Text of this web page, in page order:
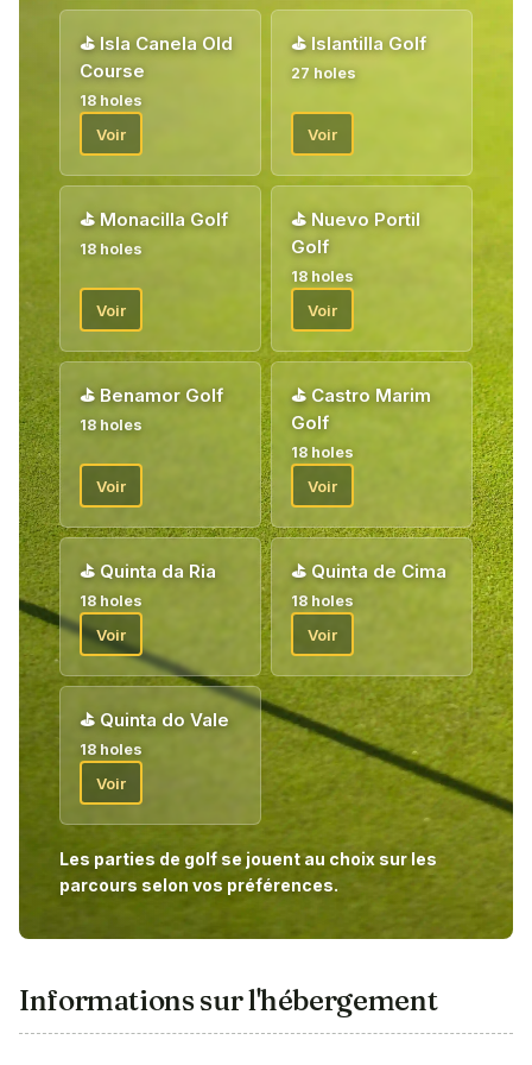
À votre arrivée, vous serez accueilli par notre hôte golf qui
vous remettra vos bons d'échange pour votre forfait golf.
Bienvenue !
⛳ Isla Canela Old
Course
18 holes
Voir
⛳ Islantilla Golf
27 holes
Voir
⛳ Monacilla Golf
18 holes
Voir
⛳ Nuevo Portil
Golf
18 holes
Voir
⛳ Benamor Golf
18 holes
Voir
⛳ Castro Marim
Golf
18 holes
Voir
⛳ Quinta da Ria
18 holes
Voir
⛳ Quinta de Cima
18 holes
Voir
⛳ Quinta do Vale
18 holes
Voir
Les parties de golf se jouent au choix sur les
parcours selon vos préférences.
Informations sur l'hébergement